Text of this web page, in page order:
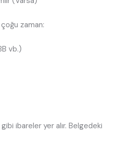
zaman:
vb.)
ibareler yer alır. Belgedeki